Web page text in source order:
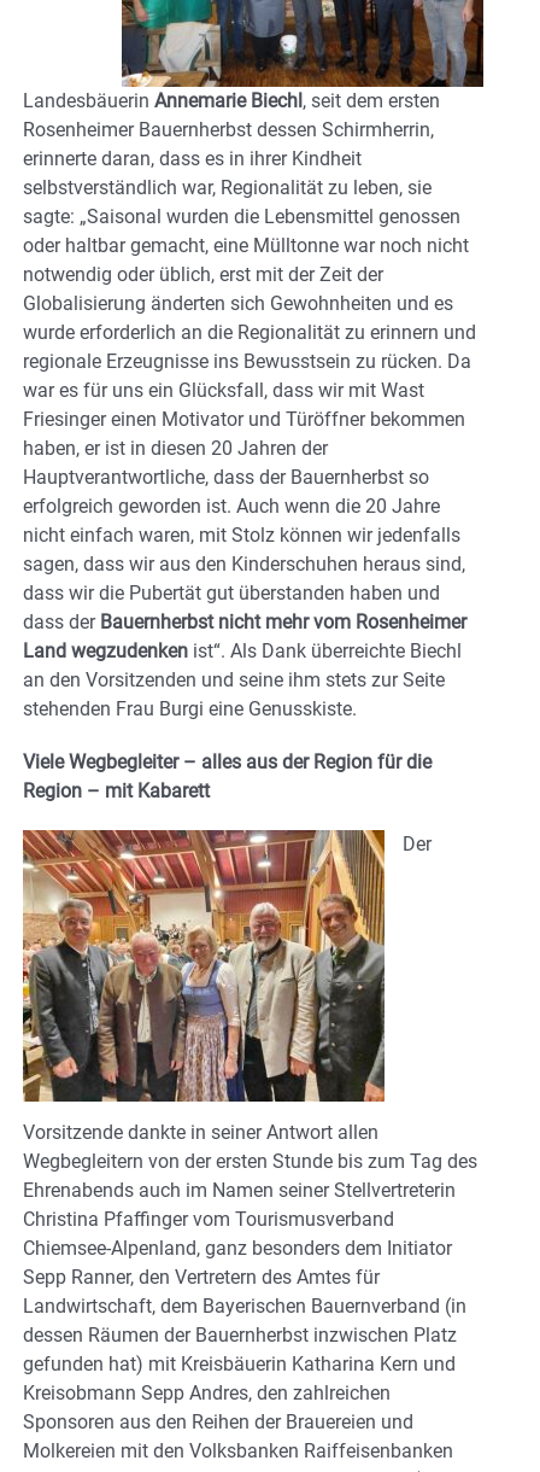
Landesbäuerin Annemarie Biechl , seit dem ersten
Rosenheimer Bauernherbst dessen Schirmherrin,
erinnerte daran, dass es in ihrer Kindheit
selbstverständlich war, Regionalität zu leben, sie
sagte: „Saisonal wurden die Lebensmittel genossen
oder haltbar gemacht, eine Mülltonne war noch nicht
notwendig oder üblich, erst mit der Zeit der
Globalisierung änderten sich Gewohnheiten und es
wurde erforderlich an die Regionalität zu erinnern und
regionale Erzeugnisse ins Bewusstsein zu rücken. Da
war es für uns ein Glücksfall, dass wir mit Wast
Friesinger einen Motivator und Türöffner bekommen
haben, er ist in diesen 20 Jahren der
Hauptverantwortliche, dass der Bauernherbst so
erfolgreich geworden ist. Auch wenn die 20 Jahre
nicht einfach waren, mit Stolz können wir jedenfalls
sagen, dass wir aus den Kinderschuhen heraus sind,
dass wir die Pubertät gut überstanden haben und
dass der Bauernherbst nicht mehr vom Rosenheimer
Land wegzudenken ist“. Als Dank überreichte Biechl
an den Vorsitzenden und seine ihm stets zur Seite
stehenden Frau Burgi eine Genusskiste.
Viele Wegbegleiter – alles aus der Region für die
Region – mit Kabarett
Der
Vorsitzende dankte in seiner Antwort allen
Wegbegleitern von der ersten Stunde bis zum Tag des
Ehrenabends auch im Namen seiner Stellvertreterin
Christina Pfaffinger vom Tourismusverband
Chiemsee-Alpenland, ganz besonders dem Initiator
Sepp Ranner, den Vertretern des Amtes für
Landwirtschaft, dem Bayerischen Bauernverband (in
dessen Räumen der Bauernherbst inzwischen Platz
gefunden hat) mit Kreisbäuerin Katharina Kern und
Kreisobmann Sepp Andres, den zahlreichen
Sponsoren aus den Reihen der Brauereien und
Molkereien mit den Volksbanken Raiffeisenbanken